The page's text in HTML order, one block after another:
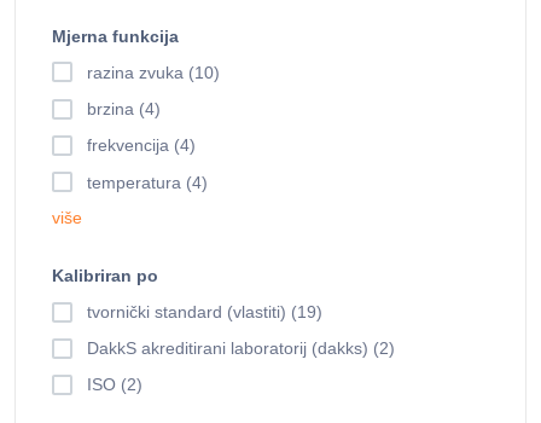
Mjerna funkcija
razina zvuka (10)
brzina (4)
frekvencija (4)
temperatura (4)
više
Kalibriran po
tvornički standard (vlastiti) (19)
DakkS akreditirani laboratorij (dakks) (2)
ISO (2)